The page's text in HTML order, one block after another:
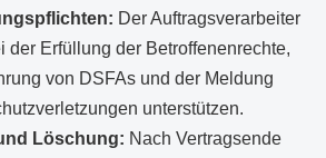
Der Auftragsverarbeiter
der Erfüllung der Betroffenenrechte,
von DSFAs und der Meldung
unterstützen.
Löschung: Nach Vertragsende